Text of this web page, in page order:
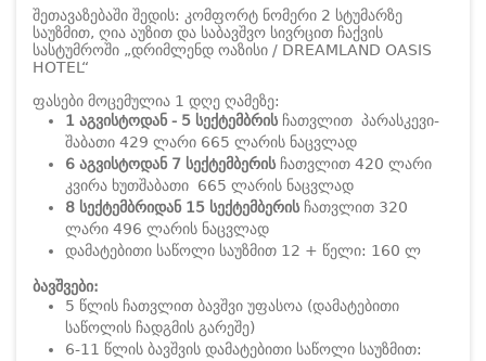
შეთავაზებაში შედის: კომფორტ ნომერი 2 სტუმარზე
საუზმით, ღია აუზით და საბავშვო სივრცით ჩაქვის
სასტუმროში „დრიმლენდ ოაზისი / DREAMLAND OASIS
HOTEL“
ფასები მოცემულია 1 დღე ღამეზე:
1 აგვისტოდან - 5 სექტემბრის ჩათვლით პარასკევი-
შაბათი 429 ლარი 665 ლარის ნაცვლად
6 აგვისტოდან 7 სექტემბერის ჩათვლით 420 ლარი
კვირა ხუთშაბათი 665 ლარის ნაცვლად
8 სექტემბრიდან 15 სექტემბერის ჩათვლით 320
ლარი 496 ლარის ნაცვლად
დამატებითი საწოლი საუზმით 12 + წელი: 160 ლ
ბავშვები:
5 წლის ჩათვლით ბავშვი უფასოა (დამატებითი
საწოლის ჩადგმის გარეშე)
6-11 წლის ბავშვის დამატებითი საწოლი საუზმით: